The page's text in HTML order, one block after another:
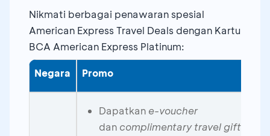
Nikmati berbagai penawaran spesial
American Express Travel Deals dengan Kartu
BCA American Express Platinum:
Negara Promo
Dapatkan e-voucher
dan complimentary travel gift